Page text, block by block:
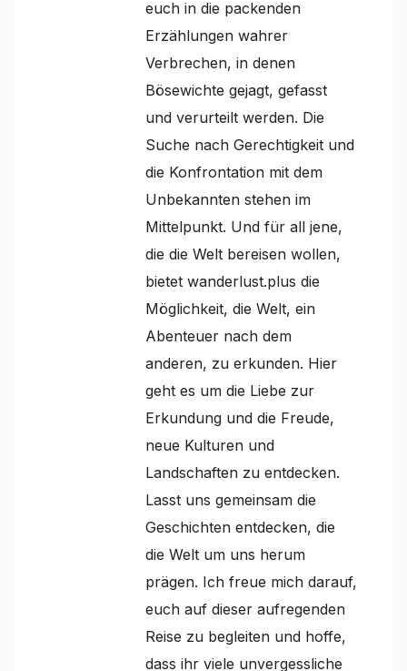
euch in die packenden
Erzählungen wahrer
Verbrechen, in denen
Bösewichte gejagt, gefasst
und verurteilt werden. Die
Suche nach Gerechtigkeit und
die Konfrontation mit dem
Unbekannten stehen im
Mittelpunkt. Und für all jene,
die die Welt bereisen wollen,
bietet wanderlust.plus die
Möglichkeit, die Welt, ein
Abenteuer nach dem
anderen, zu erkunden. Hier
geht es um die Liebe zur
Erkundung und die Freude,
neue Kulturen und
Landschaften zu entdecken.
Lasst uns gemeinsam die
Geschichten entdecken, die
die Welt um uns herum
prägen. Ich freue mich darauf,
euch auf dieser aufregenden
Reise zu begleiten und hoffe,
dass ihr viele unvergessliche